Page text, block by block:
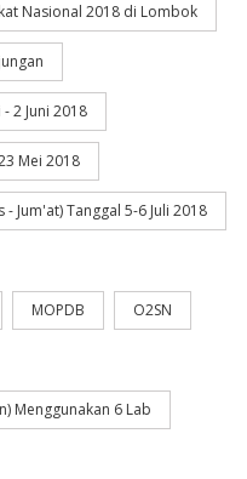
Nasional 2018 di Lombok
2 Juni 2018
Mei 2018
Jum'at) Tanggal 5-6 Juli 2018
MOPDB O2SN
Menggunakan 6 Lab